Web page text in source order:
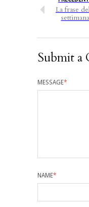
La frase
settimana
Submit a
MESSAGE*
NAME*